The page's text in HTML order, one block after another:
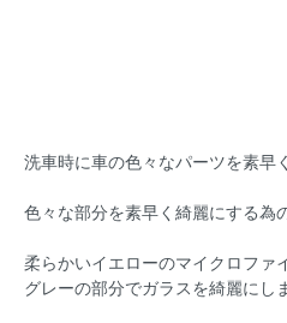
洗車時に車の色々なパーツを素早
色々な部分を素早く綺麗にする為
柔らかいイエローのマイクロファ
グレーの部分でガラスを綺麗にし